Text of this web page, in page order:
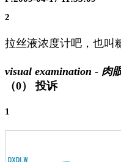
2
拉丝液浓度计吧，也叫
visual examination - 肉
（0）
投诉
1